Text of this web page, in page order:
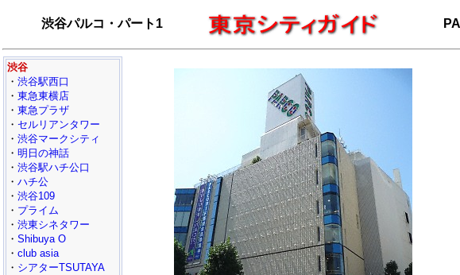
渋谷パルコ・パート1
渋谷
・ 渋谷駅西口
・ 東急東横店
・ 東急プラザ
・ セルリアンタワー
・ 渋谷マークシティ
・ 明日の神話
・ 渋谷駅ハチ公口
・ ハチ公
・ 渋谷109
・ プライム
・ 渋東シネタワー
・ Shibuya O
・ club asia
・ シアターTSUTAYA